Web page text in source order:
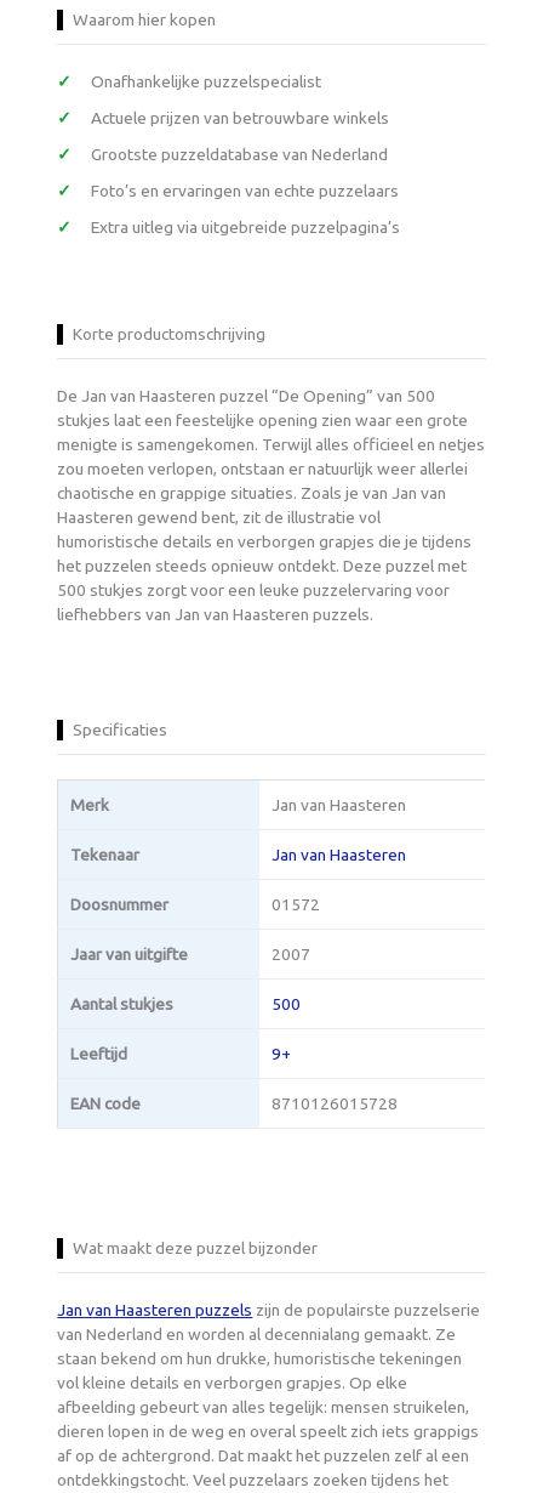
Waarom hier kopen
Onafhankelijke puzzelspecialist
Actuele prijzen van betrouwbare winkels
Grootste puzzeldatabase van Nederland
Foto’s en ervaringen van echte puzzelaars
Extra uitleg via uitgebreide puzzelpagina’s
Korte productomschrijving
De Jan van Haasteren puzzel “De Opening” van 500
stukjes laat een feestelijke opening zien waar een grote
menigte is samengekomen. Terwijl alles officieel en netjes
zou moeten verlopen, ontstaan er natuurlijk weer allerlei
chaotische en grappige situaties. Zoals je van Jan van
Haasteren gewend bent, zit de illustratie vol
humoristische details en verborgen grapjes die je tijdens
het puzzelen steeds opnieuw ontdekt. Deze puzzel met
500 stukjes zorgt voor een leuke puzzelervaring voor
liefhebbers van Jan van Haasteren puzzels.
Specificaties
Merk Jan van Haasteren
Tekenaar Jan van Haasteren
Doosnummer 01572
Jaar van uitgifte 2007
Aantal stukjes 500
Leeftijd 9+
EAN code 8710126015728
Wat maakt deze puzzel bijzonder
Jan van Haasteren puzzels zijn de populairste puzzelserie
van Nederland en worden al decennialang gemaakt. Ze
staan bekend om hun drukke, humoristische tekeningen
vol kleine details en verborgen grapjes. Op elke
afbeelding gebeurt van alles tegelijk: mensen struikelen,
dieren lopen in de weg en overal speelt zich iets grappigs
af op de achtergrond. Dat maakt het puzzelen zelf al een
ontdekkingstocht. Veel puzzelaars zoeken tijdens het